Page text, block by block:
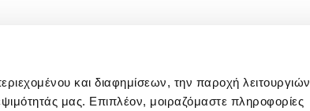
και διαφημίσεων, την παροχή λειτουργιών
μας. Επιπλέον, μοιραζόμαστε πληροφορίες